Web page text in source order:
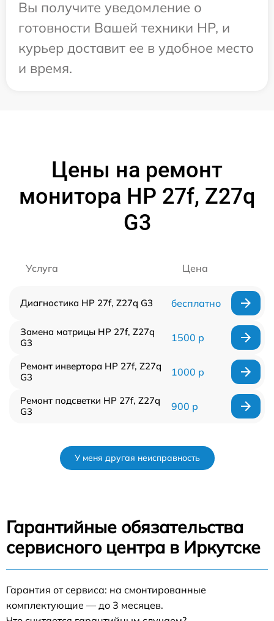
Вы получите уведомление о
готовности Вашей техники HP, и
курьер доставит ее в удобное место
и время.
Цены на ремонт
монитора HP 27f, Z27q
G3
Услуга Цена
Диагностика HP 27f, Z27q G3 бесплатно
Замена матрицы HP 27f, Z27q
G3
1500 р
Ремонт инвертора HP 27f, Z27q
G3
1000 р
Ремонт подсветки HP 27f, Z27q
G3
900 р
У меня другая неисправность
Гарантийные обязательства
сервисного центра в Иркутске
Гарантия от сервиса: на смонтированные
комплектующие — до 3 месяцев.